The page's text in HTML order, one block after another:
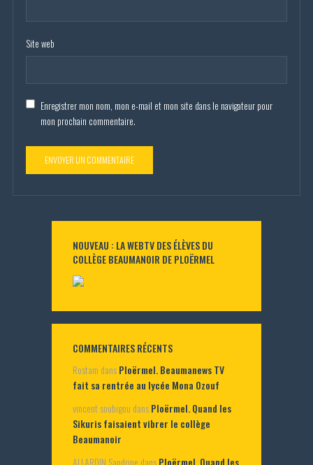
Site web
Enregistrer mon nom, mon e-mail et mon site dans le navigateur pour
mon prochain commentaire.
NOUVEAU : LA WEBTV DES ÉLÈVES DU
COLLÈGE BEAUMANOIR DE PLOËRMEL
COMMENTAIRES RÉCENTS
Rostam dansPloërmel. Beaumanews TV
fait sa rentrée au lycée Mona Ozouf
vincent soubigou dansPloërmel. Quand les
Sikuris faisaient vibrer le collège
Beaumanoir
ALLARDIN Sandrine dansPloërmel. Quand les